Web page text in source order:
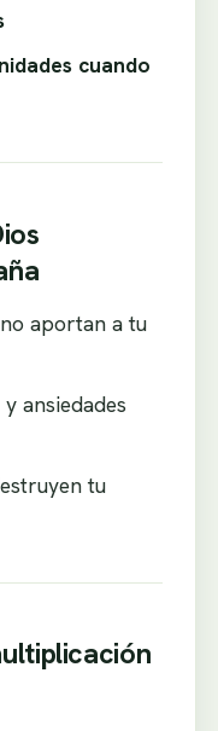
cuando
aportan a tu
ansiedades
tu